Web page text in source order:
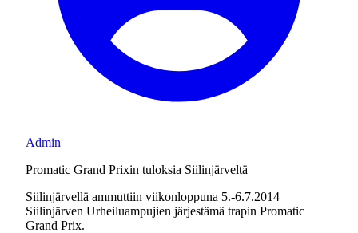
Admin
Promatic Grand Prixin tuloksia Siilinjärveltä
Siilinjärvellä ammuttiin viikonloppuna 5.-6.7.2014
Siilinjärven Urheiluampujien järjestämä trapin Promatic
Grand Prix.